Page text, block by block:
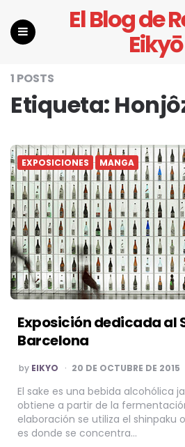
El Blog de
Eikyō
1 POSTS
Etiqueta:
EXPOSICIONES MANGA
Exposición dedicada al
Barcelona
POSTED
BY
by EIKYO 20 DE OCTUBRE DE 2015
El sake es una bebida alcohólica
obtiene a partir de la
elaboración se utiliza el shinpaku
es donde se concentra…